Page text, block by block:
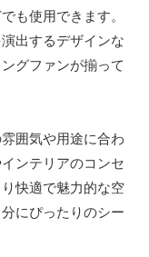
も使用できます。
出するデザインな
グファンが揃って
囲気や用途に合わ
ンテリアのコンセ
快適で魅力的な空
にぴったりのシー